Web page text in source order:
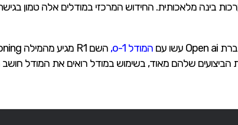
בינה מלאכותית. החידוש המרכזי במודלים אלה טמון
המודל o-1 ,
שלהם מאוד, בשימוש במודל רואים את המודל חושב